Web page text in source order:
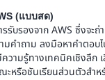
(แบบสด)
รับรองจาก AWS ซึ่งจะ
คำถาม ลงมือหาคำตอบ
ามรู้ทางเทคนิคเชิงลึก
ะหรือชันเรียนส่วนตัวส